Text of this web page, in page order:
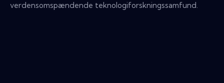
verdensomspændende teknologiforskningssamfund.